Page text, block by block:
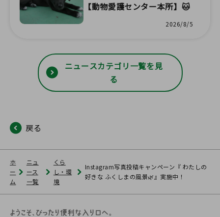
【動物愛護センター本所】🐱
2026/8/5
ニュースカテゴリ一覧を見
る
戻る
ホ
ー
ム
ニュ
ース
一覧
くら
し・環
境
Instagram写真投稿キャンペーン『 わたしの
好きな ふくしまの風景🌿』実施中！